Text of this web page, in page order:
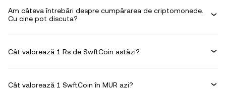
Am câteva întrebări despre cumpărarea de criptomonede.
Cu cine pot discuta?
Cât valorează 1 Rs de SwftCoin astăzi?
Cât valorează 1 SwftCoin în MUR azi?